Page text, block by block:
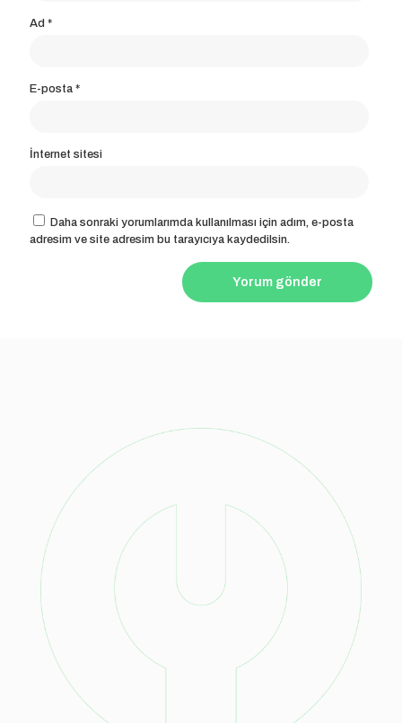
Ad *
E-posta *
İnternet sitesi
Daha sonraki yorumlarımda kullanılması için adım, e-posta
adresim ve site adresim bu tarayıcıya kaydedilsin.